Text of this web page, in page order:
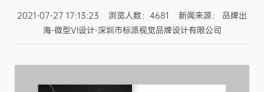
2021-07-27 17:13:23 浏览人数：4681 新闻来源： 品牌出
海-微型VI设计-深圳市标派视觉品牌设计有限公司